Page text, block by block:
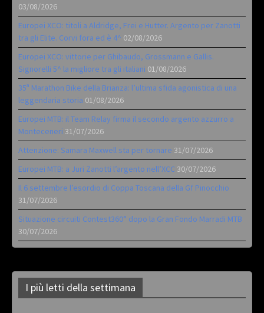
03/08/2026
Europei XCO: titoli a Aldridge, Frei e Hutter. Argento per Zanotti
tra gli Elite. Corvi fora ed è 4^ 02/08/2026
Europei XCO: vittorie per Ghibaudo, Grossmann e Gallis.
Signorelli 5^ la migliore tra gli italiani 01/08/2026
35ª Marathon Bike della Brianza: l’ultima sfida agonistica di una
leggendaria storia 01/08/2026
Europei MTB: il Team Relay firma il secondo argento azzurro a
Monteceneri 31/07/2026
Attenzione: Samara Maxwell sta per tornare 31/07/2026
Europei MTB: a Juri Zanotti l’argento nell’XCC 30/07/2026
Il 6 settembre l’esordio di Coppa Toscana della Gf Pinocchio
31/07/2026
Situazione circuiti Contest360° dopo la Gran Fondo Marradi MTB
30/07/2026
I più letti della settimana